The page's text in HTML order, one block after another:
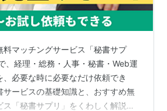
料マッチングサービス「秘書サプ
、経理・総務・人事・秘書・Web運
、必要な時に必要なだけ依頼でき
サービスの基礎知識と、おすすめ無
「秘書サプリ」をくわしく解説し